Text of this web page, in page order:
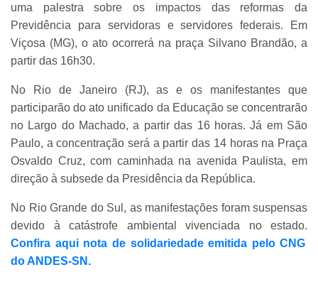
uma palestra sobre os impactos das reformas da
Previdência para servidoras e servidores federais. Em
Viçosa (MG), o ato ocorrerá na praça Silvano Brandão, a
partir das 16h30.
No Rio de Janeiro (RJ), as e os manifestantes que
participarão do ato unificado da Educação se concentrarão
no Largo do Machado, a partir das 16 horas. Já em São
Paulo, a concentração será a partir das 14 horas na Praça
Osvaldo Cruz, com caminhada na avenida Paulista, em
direção à subsede da Presidência da República.
No Rio Grande do Sul, as manifestações foram suspensas
devido à catástrofe ambiental vivenciada no estado.
Confira aqui nota de solidariedade emitida pelo CNG
do ANDES-SN.